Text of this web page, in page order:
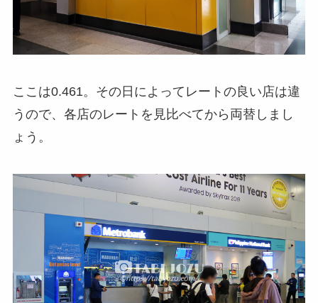
ここは0.461。その日によってレートの良い店は違
うので、各店のレートを見比べてから両替しまし
ょう。